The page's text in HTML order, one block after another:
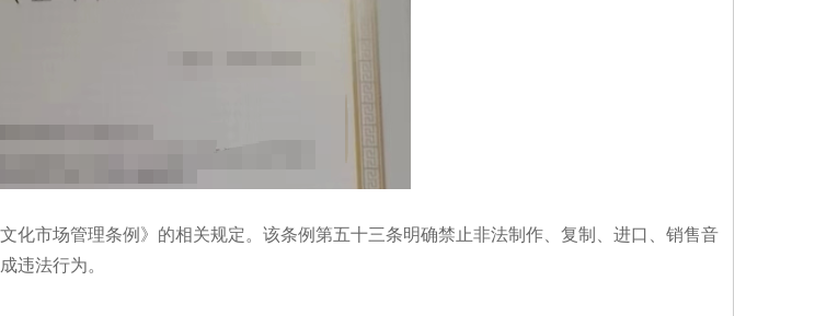
市场管理条例》的相关规定。该条例第五十三条明确禁止非法制作、复制、进口、销售音
违法行为。